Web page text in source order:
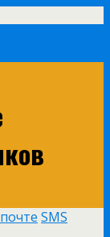
SMS